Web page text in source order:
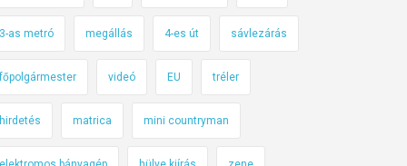
3-as metró megállás 4-es út sávlezárás
főpolgármester videó EU tréler
hirdetés matrica mini countryman